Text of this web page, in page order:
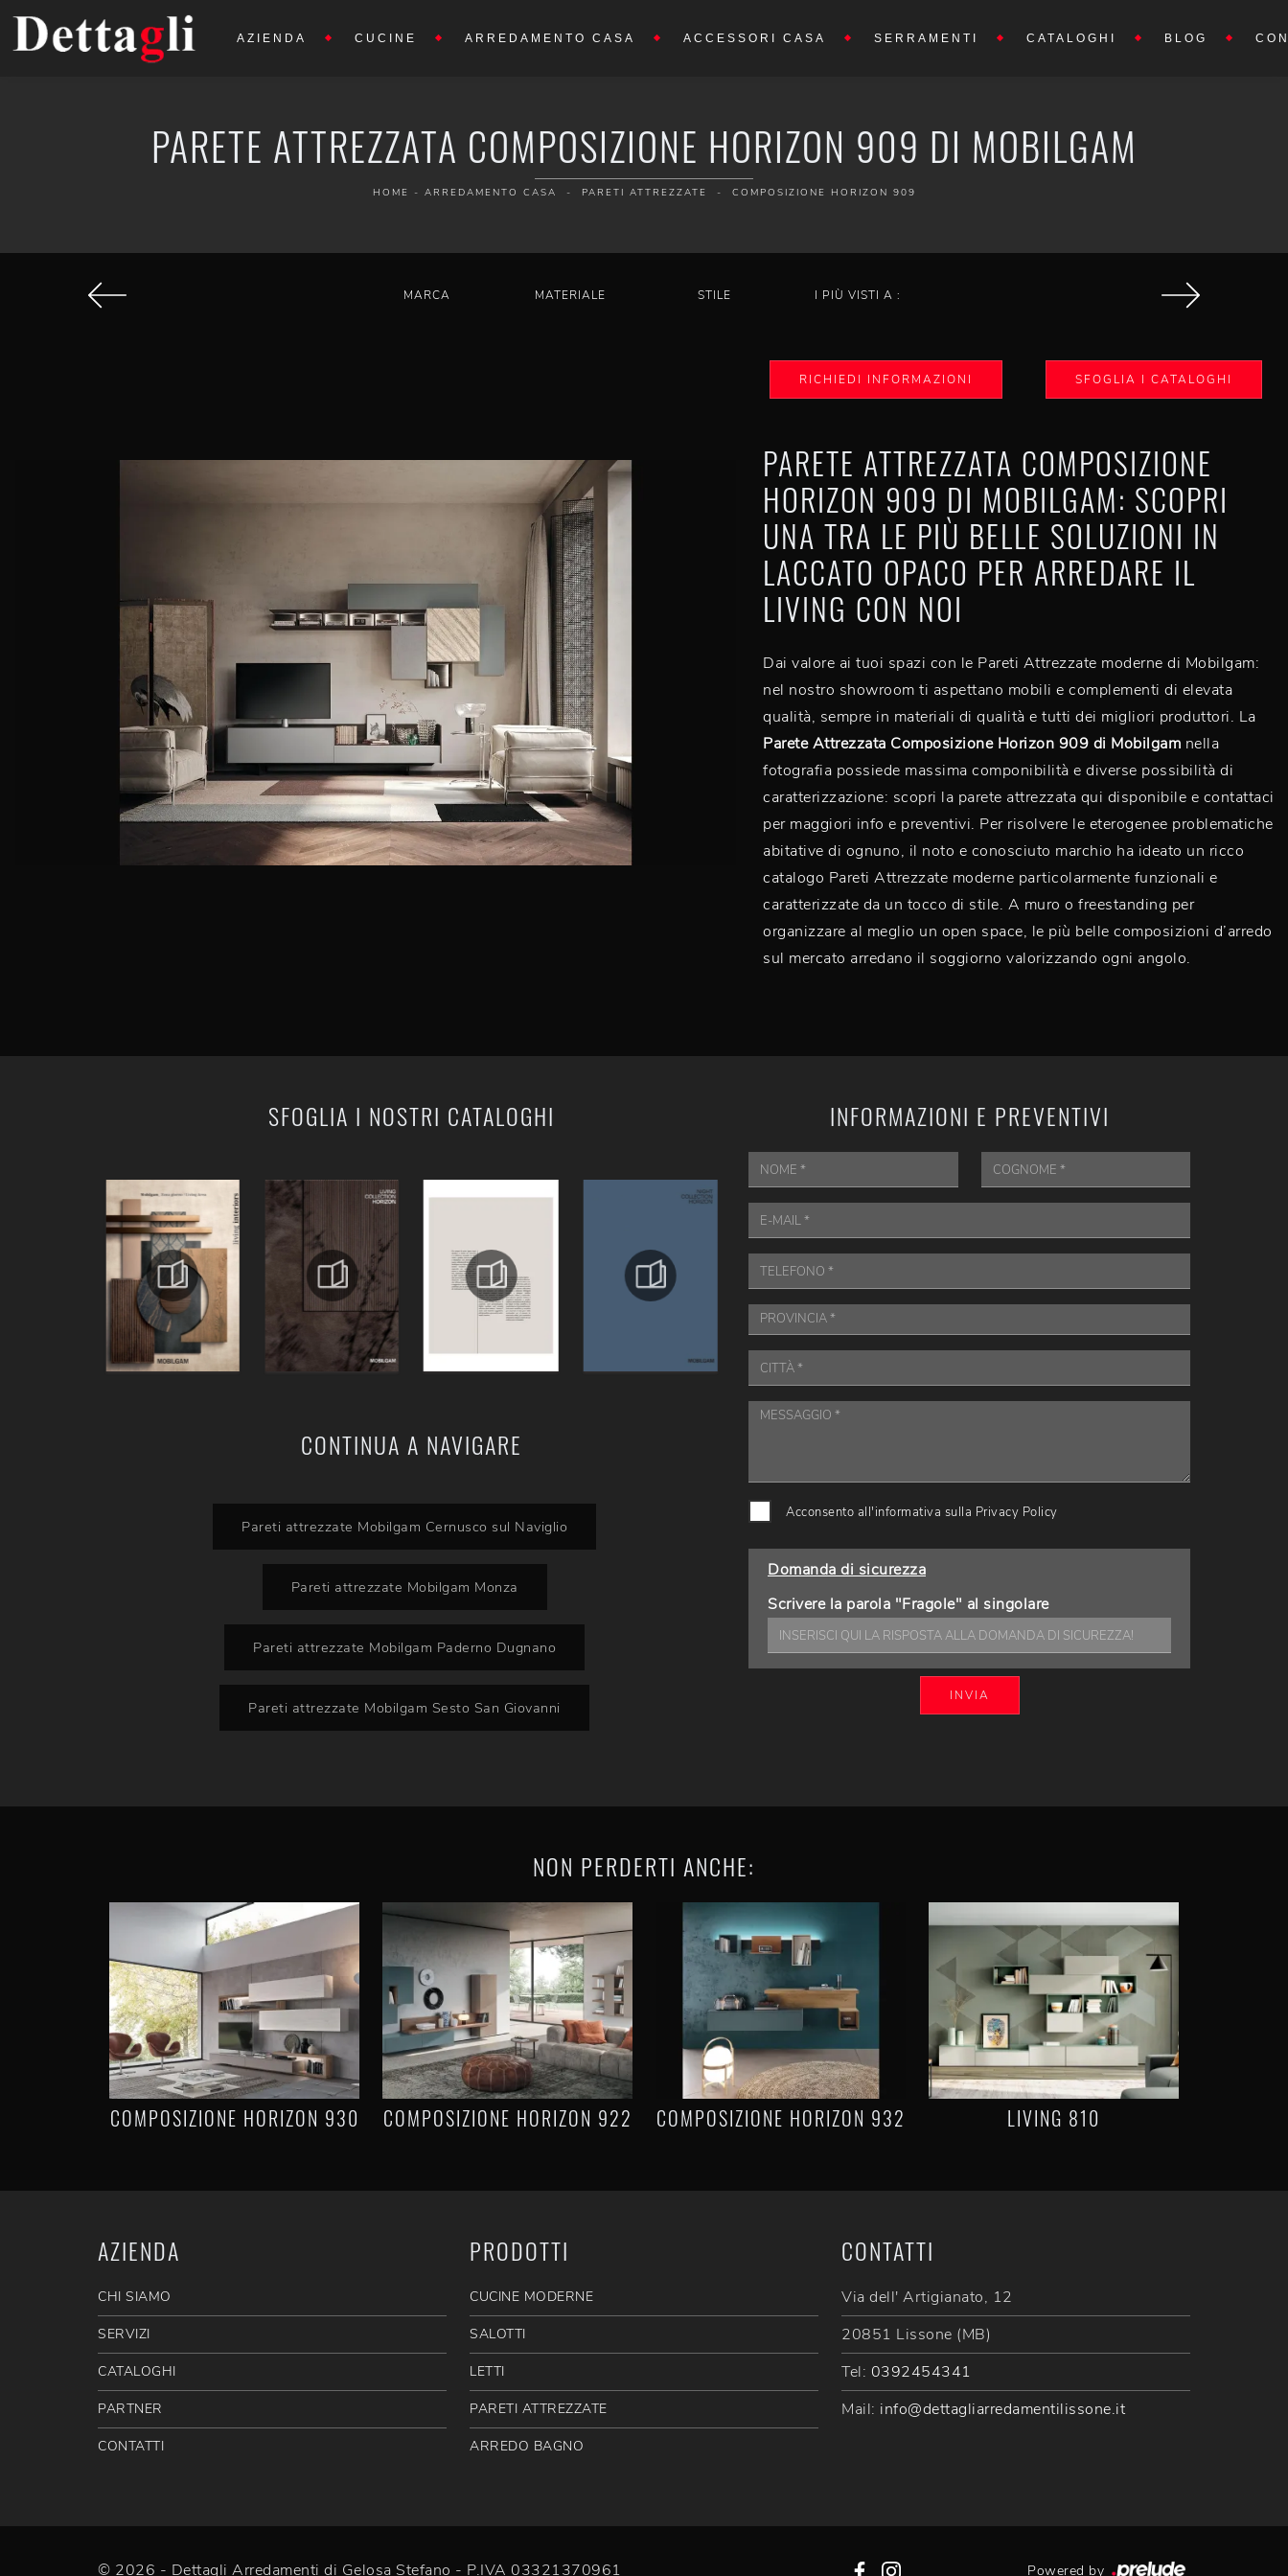
AZIENDA CUCINE ARREDAMENTO CASA ACCESSORI CASA SERRAMENTI CATALOGHI BLOG
PARETE ATTREZZATA COMPOSIZIONE HORIZON 909 DI MOBILGAM
HOME - ARREDAMENTO CASA - PARETI ATTREZZATE - COMPOSIZIONE HORIZON 909
MARCA MATERIALE STILE I PIÙ VISTI A :
RICHIEDI INFORMAZIONI SFOGLIA I CATALOGHI
PARETE ATTREZZATA COMPOSIZIONE
HORIZON 909 DI MOBILGAM: SCOPRI
UNA TRA LE PIÙ BELLE SOLUZIONI IN
LACCATO OPACO PER ARREDARE IL
LIVING CON NOI
Dai valore ai tuoi spazi con le Pareti Attrezzate moderne di Mobilgam:
nel nostro showroom ti aspettano mobili e complementi di elevata
qualità, sempre in materiali di qualità e tutti dei migliori produttori. La
Parete Attrezzata Composizione Horizon 909 di Mobilgam nella
fotografia possiede massima componibilità e diverse possibilità di
caratterizzazione: scopri la parete attrezzata qui disponibile e contattaci
per maggiori info e preventivi. Per risolvere le eterogenee problematiche
abitative di ognuno, il noto e conosciuto marchio ha ideato un ricco
catalogo Pareti Attrezzate moderne particolarmente funzionali e
caratterizzate da un tocco di stile. A muro o freestanding per
organizzare al meglio un open space, le più belle composizioni d’arredo
sul mercato arredano il soggiorno valorizzando ogni angolo.
SFOGLIA I NOSTRI CATALOGHI
CONTINUA A NAVIGARE
Pareti attrezzate Mobilgam Cernusco sul Naviglio
Pareti attrezzate Mobilgam Monza
Pareti attrezzate Mobilgam Paderno Dugnano
Pareti attrezzate Mobilgam Sesto San Giovanni
INFORMAZIONI E PREVENTIVI
Acconsento all'informativa sulla Privacy Policy
Domanda di sicurezza
Scrivere la parola "Fragole" al singolare
INVIA
NON PERDERTI ANCHE:
COMPOSIZIONE HORIZON 930 COMPOSIZIONE HORIZON 922 COMPOSIZIONE HORIZON 932 LIVING 810
AZIENDA
CHI SIAMO
SERVIZI
CATALOGHI
PARTNER
CONTATTI
PRODOTTI
CUCINE MODERNE
SALOTTI
LETTI
PARETI ATTREZZATE
ARREDO BAGNO
CONTATTI
Via dell' Artigianato, 12
20851 Lissone (MB)
Tel: 0392454341
Mail: info@dettagliarredamentilissone.it
© 2026 - Dettagli Arredamenti di Gelosa Stefano - P.IVA 03321370961 Powered by